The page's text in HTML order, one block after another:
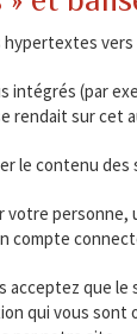
vers
(par
rendait sur cet
le contenu
compte
acceptez que
qui vous